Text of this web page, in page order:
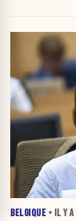
BELGIQUE • IL Y A